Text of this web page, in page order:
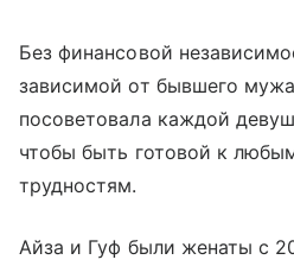
Без финансовой
зависимой от бывшего
посоветовала каждой
чтобы быть готовой к
трудностям.
Айза и Гуф были женаты с